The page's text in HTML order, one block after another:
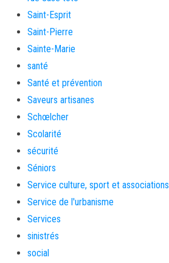
Saint-Esprit
Saint-Pierre
Sainte-Marie
santé
Santé et prévention
Saveurs artisanes
Schœlcher
Scolarité
sécurité
Séniors
Service culture, sport et associations
Service de l'urbanisme
Services
sinistrés
social